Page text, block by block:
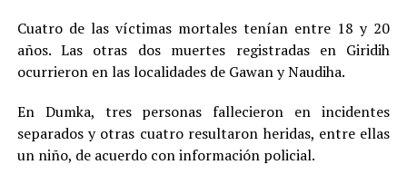
Cuatro de las víctimas mortales tenían entre 18 y 20
años. Las otras dos muertes registradas en Giridih
ocurrieron en las localidades de Gawan y Naudiha.
En Dumka, tres personas fallecieron en incidentes
separados y otras cuatro resultaron heridas, entre ellas
un niño, de acuerdo con información policial.